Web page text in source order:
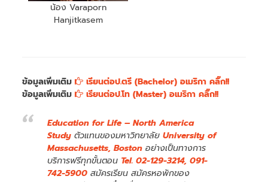
น้อง Varaporn
Hanjitkasem
ข้อมูลเพิ่มเติม
เรียนต่อป.ตรี (Bachelor) อเมริกา คลิ๊ก!!
ข้อมูลเพิ่มเติม
เรียนต่อป.โท (Master) อเมริกา คลิ๊ก!!
Education for Life – North America
StudyตัวแทนของมหาวิทยาลัยUniversity of
Massachusetts, Boston อย่างเป็นทางการ
บริการฟรีทุกขั้นตอน Tel. 02-129-3214, 091-
742-5900 สมัครเรียน สมัครหอพักของ